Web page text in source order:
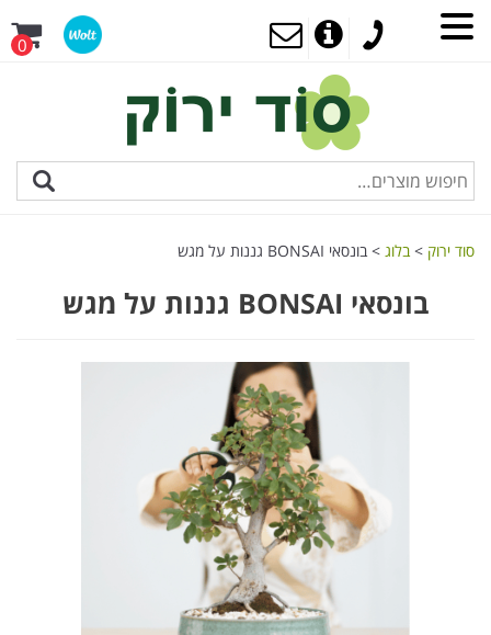
0
סוד ירוק >בלוג >בונסאי BONSAI גננות על מגש
בונסאי BONSAI גננות על מגש